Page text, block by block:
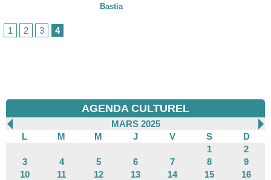
Bastia
1 2 3 4
AGENDA CULTUREL
MARS 2025
L
M M J V S
D
1
2
3
4 5 6 7 8
9
10
11 12 13 14 15
16